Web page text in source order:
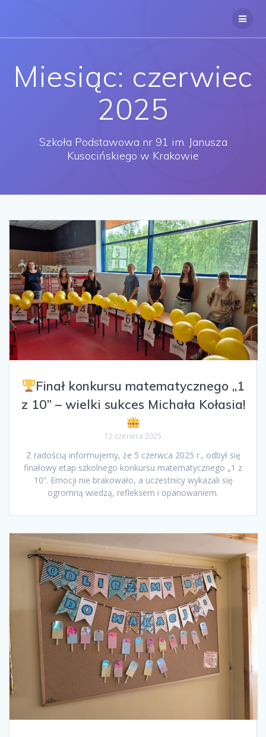
Miesiąc: czerwiec
2025
Szkoła Podstawowa nr 91 im. Janusza
Kusocińskiego w Krakowie
Finał konkursu matematycznego „1
z 10” – wielki sukces Michała Kołasia!
12 czerwca 2025
Z radością informujemy, że 5 czerwca 2025 r., odbył się
finałowy etap szkolnego konkursu matematycznego „1 z
10”. Emocji nie brakowało, a uczestnicy wykazali się
ogromną wiedzą, refleksem i opanowaniem.